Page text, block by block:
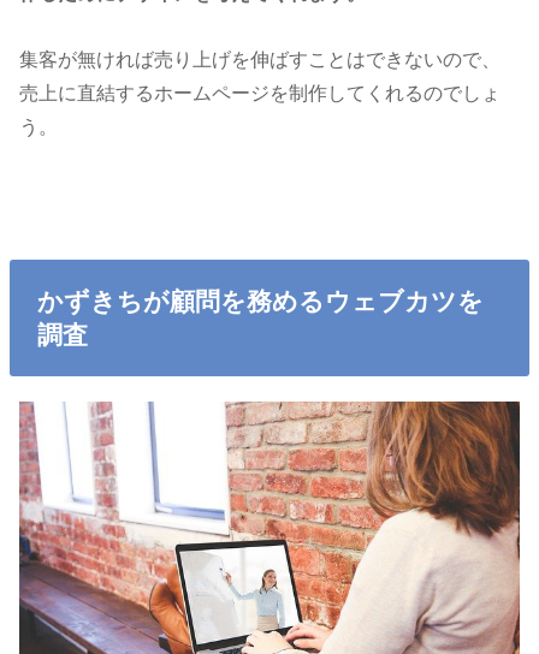
集客が無ければ売り上げを伸ばすことはできないので、
売上に直結するホームページを制作してくれるのでしょ
う。
かずきちが顧問を務めるウェブカツを
調査